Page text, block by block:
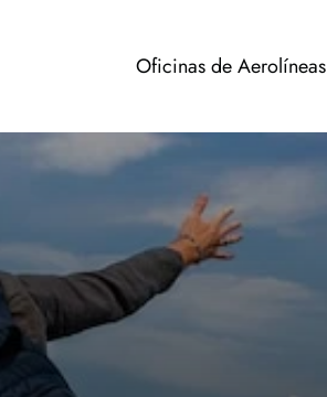
Oficinas de Aerolíneas